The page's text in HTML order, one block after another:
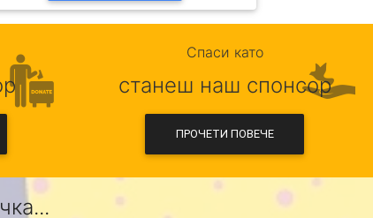
Спаси като
станеш наш спонсор
ПРОЧЕТИ ПОВЕЧЕ